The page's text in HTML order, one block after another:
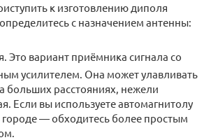
к изготовлению диполя
с назначением антенны:
Это вариант приёмника сигнала со
усилителем. Она может улавливать
больших расстояниях, нежели
Если вы используете автомагнитолу
городе — обходитесь более простым